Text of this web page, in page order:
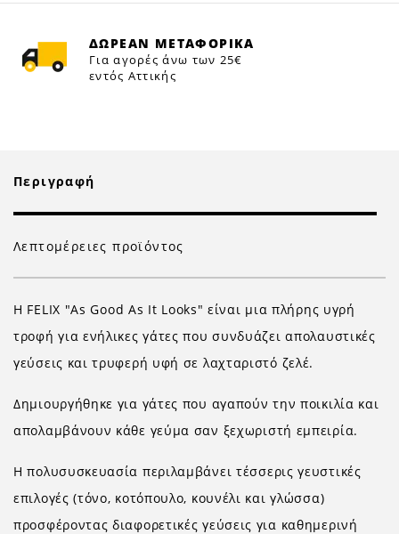
ΔΩΡΕΑΝ ΜΕΤΑΦΟΡΙΚΑ
Για αγορές άνω των 25€
εντός Αττικής
Περιγραφή
Λεπτομέρειες προϊόντος
Η FELIX "As Good As It Looks" είναι μια πλήρης υγρή
τροφή για ενήλικες γάτες που συνδυάζει απολαυστικές
γεύσεις και τρυφερή υφή σε λαχταριστό ζελέ.
Δημιουργήθηκε για γάτες που αγαπούν την ποικιλία και
απολαμβάνουν κάθε γεύμα σαν ξεχωριστή εμπειρία.
Η πολυσυσκευασία περιλαμβάνει τέσσερις γευστικές
επιλογές (τόνο, κοτόπουλο, κουνέλι και γλώσσα)
προσφέροντας διαφορετικές γεύσεις για καθημερινή